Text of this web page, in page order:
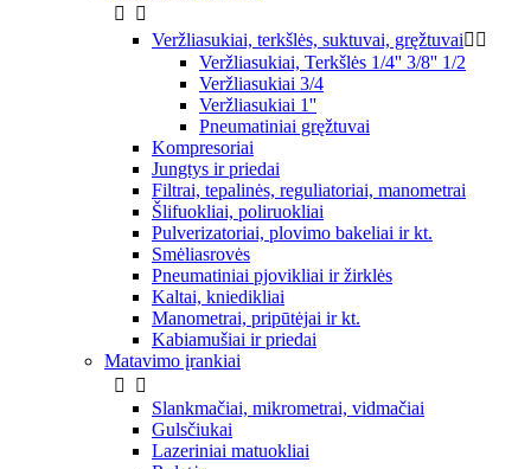


Veržliasukiai, terkšlės, suktuvai, gręžtuvai 
Veržliasukiai, Terkšlės 1/4'' 3/8'' 1/2
Veržliasukiai 3/4
Veržliasukiai 1''
Pneumatiniai gręžtuvai
Kompresoriai
Jungtys ir priedai
Filtrai, tepalinės, reguliatoriai, manometrai
Šlifuokliai, poliruokliai
Pulverizatoriai, plovimo bakeliai ir kt.
Smėliasrovės
Pneumatiniai pjovikliai ir žirklės
Kaltai, kniedikliai
Manometrai, pripūtėjai ir kt.
Kabiamušiai ir priedai
Matavimo įrankiai


Slankmačiai, mikrometrai, vidmačiai
Gulsčiukai
Lazeriniai matuokliai